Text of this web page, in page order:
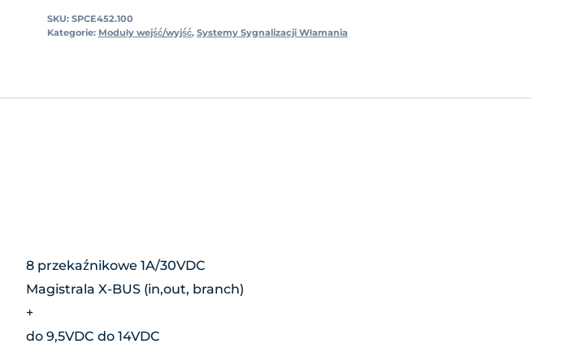
SKU: SPCE452.100
Kategorie: Moduły wejść/wyjść, Systemy Sygnalizacji Włamania
8 przekaźnikowe 1A/30VDC
Magistrala X-BUS (in,out, branch)
+
do 9,5VDC do 14VDC